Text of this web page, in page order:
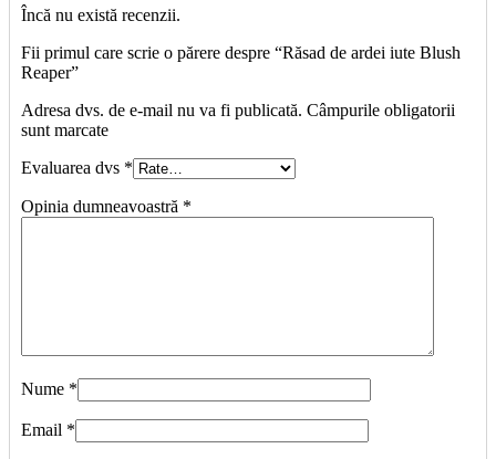
Încă nu există recenzii.
Fii primul care scrie o părere despre “Răsad de ardei iute Blush
Reaper”
Adresa dvs. de e-mail nu va fi publicată. Câmpurile obligatorii
sunt marcate
Evaluarea dvs *
Opinia dumneavoastră *
Nume *
Email *